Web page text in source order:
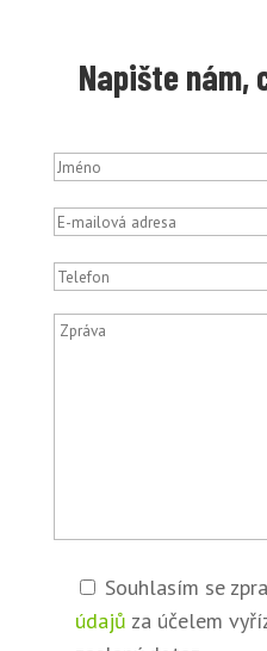
Napište nám,
Souhlasím se
údajů za účelem